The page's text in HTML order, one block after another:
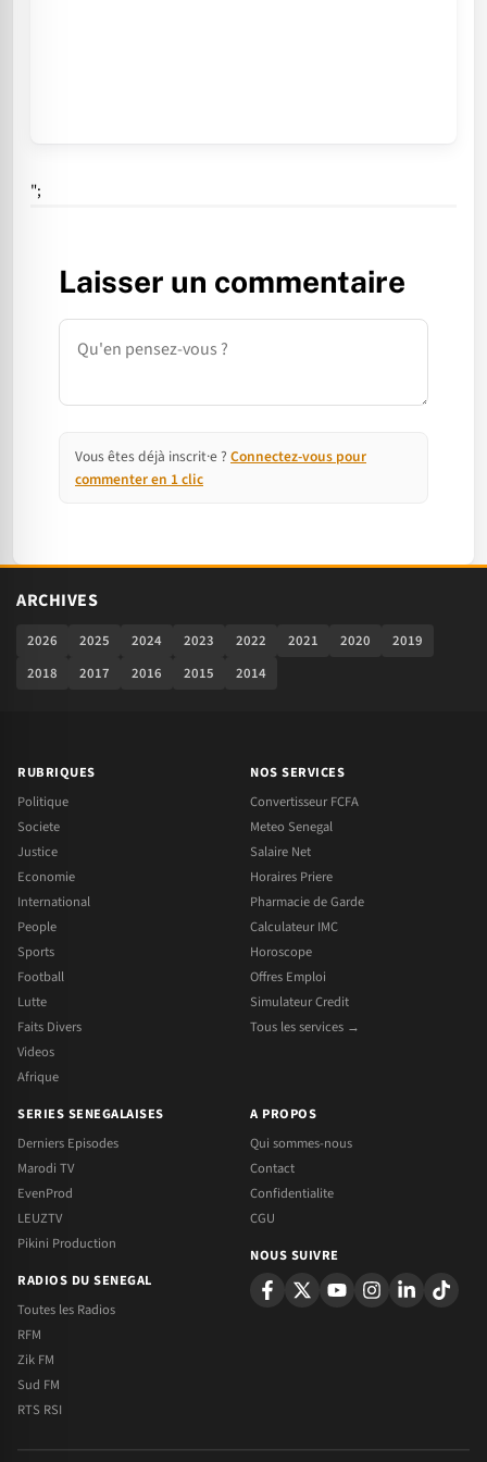
";
Laisser un commentaire
Commentaire
Vous êtes déjà inscrit·e ? Connectez-vous pour
commenter en 1 clic
ARCHIVES
2026 2025 2024 2023 2022 2021 2020
2019
2018
2017 2016 2015 2014
RUBRIQUES
Politique
Societe
Justice
Economie
International
People
Sports
Football
Lutte
Faits Divers
Videos
Afrique
NOS SERVICES
Convertisseur FCFA
Meteo Senegal
Salaire Net
Horaires Priere
Pharmacie de Garde
Calculateur IMC
Horoscope
Offres Emploi
Simulateur Credit
Tous les services →
SERIES SENEGALAISES
Derniers Episodes
Marodi TV
EvenProd
LEUZTV
Pikini Production
RADIOS DU SENEGAL
Toutes les Radios
RFM
Zik FM
Sud FM
RTS RSI
A PROPOS
Qui sommes-nous
Contact
Confidentialite
CGU
NOUS SUIVRE